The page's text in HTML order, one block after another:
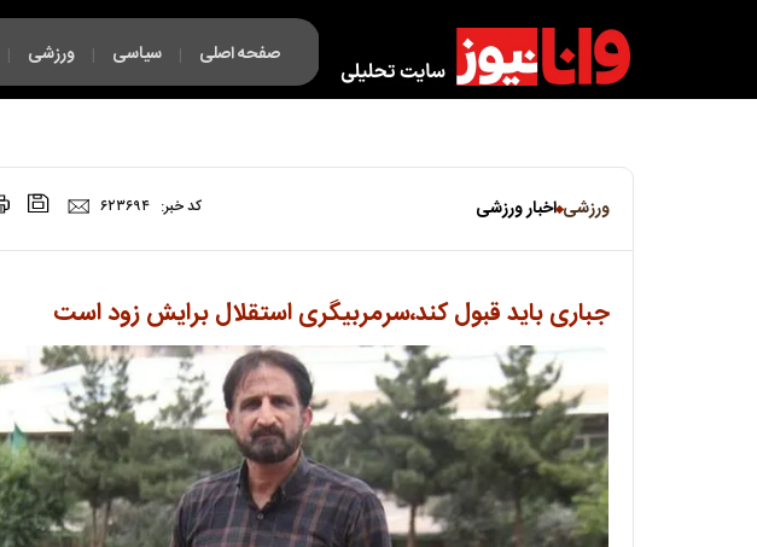
صفحه اصلی | سیاسی | ورزشی |
فکت لایف |
ورزشی اخبار ورزشی کد خبر: ۶۲۳۶۹۴
جباری باید قبول کند،سرمربیگری استقلال برایش زود است